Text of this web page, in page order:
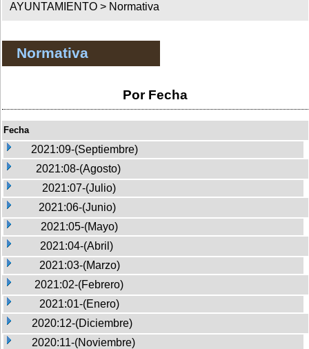
AYUNTAMIENTO > Normativa
Normativa
Por Fecha
Fecha
2021:09-(Septiembre)
2021:08-(Agosto)
2021:07-(Julio)
2021:06-(Junio)
2021:05-(Mayo)
2021:04-(Abril)
2021:03-(Marzo)
2021:02-(Febrero)
2021:01-(Enero)
2020:12-(Diciembre)
2020:11-(Noviembre)